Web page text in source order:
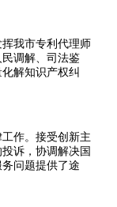
我市专利代理师
调解、司法鉴
解知识产权纠
作。接受创新主
诉，协调解决国
问题提供了途